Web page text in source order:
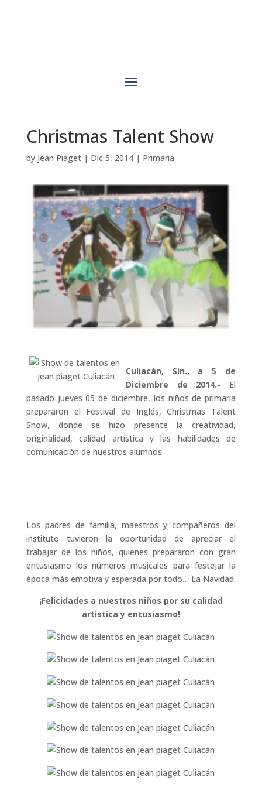
Christmas Talent Show
by Jean Piaget| Dic 5, 2014| Primaria
Culiacán, Sin., a 5 de
Diciembre de 2014.- El
pasado jueves 05 de diciembre, los niños de primaria
prepararon el Festival de Inglés, Christmas Talent
Show, donde se hizo presente la creatividad,
originalidad, calidad artística y las habilidades de
comunicación de nuestros alumnos.
Los padres de familia, maestros y compañeros del
instituto tuvieron la oportunidad de apreciar el
trabajar de los niños, quienes prepararon con gran
entusiasmo los números musicales para festejar la
época más emotiva y esperada por todo… La Navidad.
¡Felicidades a nuestros niños por su calidad
artística y entusiasmo!